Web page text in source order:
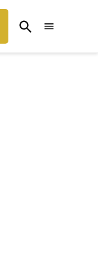
Open
Search